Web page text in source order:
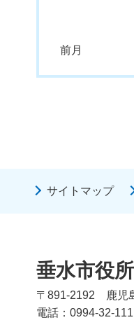
前月
サイトマップ
垂水市役所
〒891-2192
鹿児
電話：0994-32-